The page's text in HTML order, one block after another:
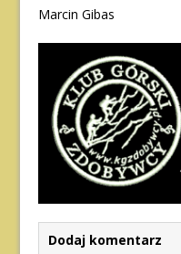
Marcin Gibas
Dodaj komentarz